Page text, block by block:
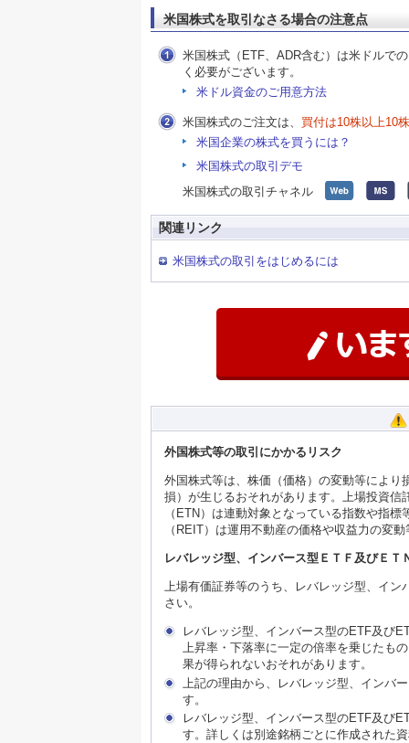
米国株式を取引なさる場合の注意点
米国株式（ETF、ADR含む）は米ドルで
く必要がございます。
米ドル資金のご用意方法
米国株式のご注文は、 買付は10株以上10
米国企業の株式を買うには？
米国株式の取引デモ
米国株式の取引チャネル
関連リンク
米国株式の取引をはじめるには
外国株式等の取引にかかるリスク
外国株式等は、株価（価格）の変動等によ
損）が生じるおそれがあります。上場投資
（ETN）は連動対象となっている指数や指
（REIT）は運用不動産の価格や収益力の変
レバレッジ型、インバース型ＥＴＦ及びＥＴ
上場有価証券等のうち、レバレッジ型、イ
さい。
レバレッジ型、インバース型のETF及び
上昇率・下落率に一定の倍率を乗じたも
果が得られないおそれがあります。
上記の理由から、レバレッジ型、インバ
す。
レバレッジ型、インバース型のETF及び
す。詳しくは別途銘柄ごとに作成された